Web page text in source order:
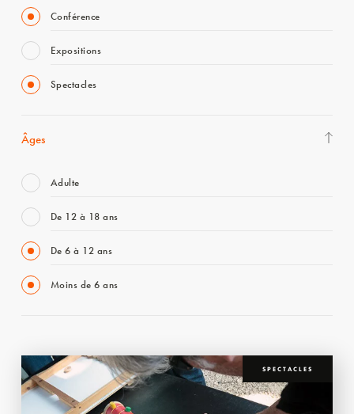
Conférence
Expositions
Spectacles
Âges
Adulte
De 12 à 18 ans
De 6 à 12 ans
Moins de 6 ans
SPECTACLES